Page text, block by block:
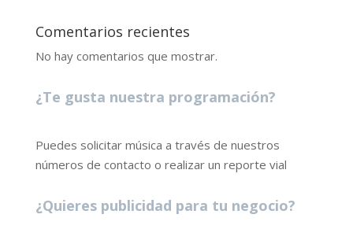
Comentarios recientes
No hay comentarios que mostrar.
¿Te gusta nuestra programación?
Puedes solicitar música a través de nuestros
números de contacto o realizar un reporte vial
¿Quieres publicidad para tu negocio?